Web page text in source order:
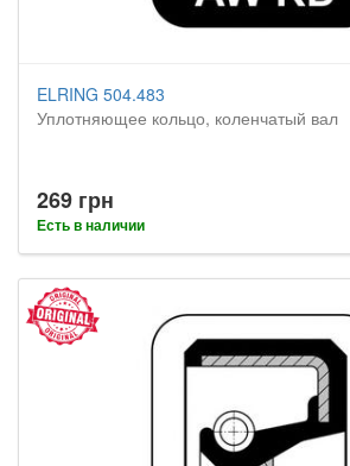
ELRING 504.483
Уплотняющее кольцо, коленчатый вал
269 грн
Есть в наличии